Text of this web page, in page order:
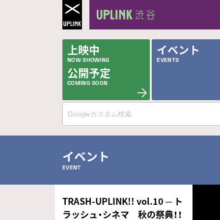
上映中
NOW SHOWING
公開予定
COMING SOON
イベント
EVENTS
イベント
EVENT
TRASH-UPLINK!! vol.10 ─ ト
ラッシュ・シネマ 秋の祭典！！